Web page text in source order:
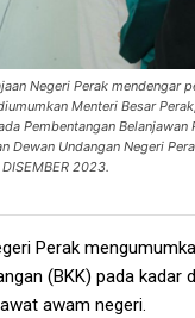
Negeri Perak mendengar
Menteri Besar
Pembentangan Belanjawan
Dewan Undangan Negeri
DISEMBER 2023.
Perak
(BKK) pada kadar
awam negeri.